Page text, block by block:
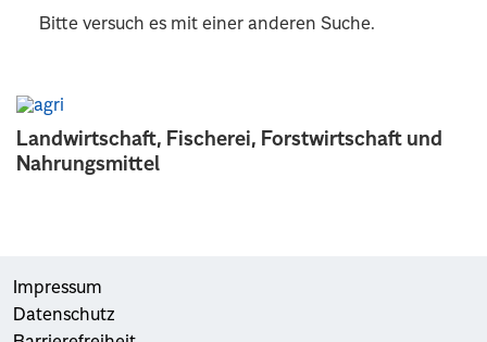
Landwirtschaft, Fischerei, Forstwirtschaft und
Nahrungsmittel
Bitte versuch es mit einer anderen Suche.
Impressum
Datenschutz